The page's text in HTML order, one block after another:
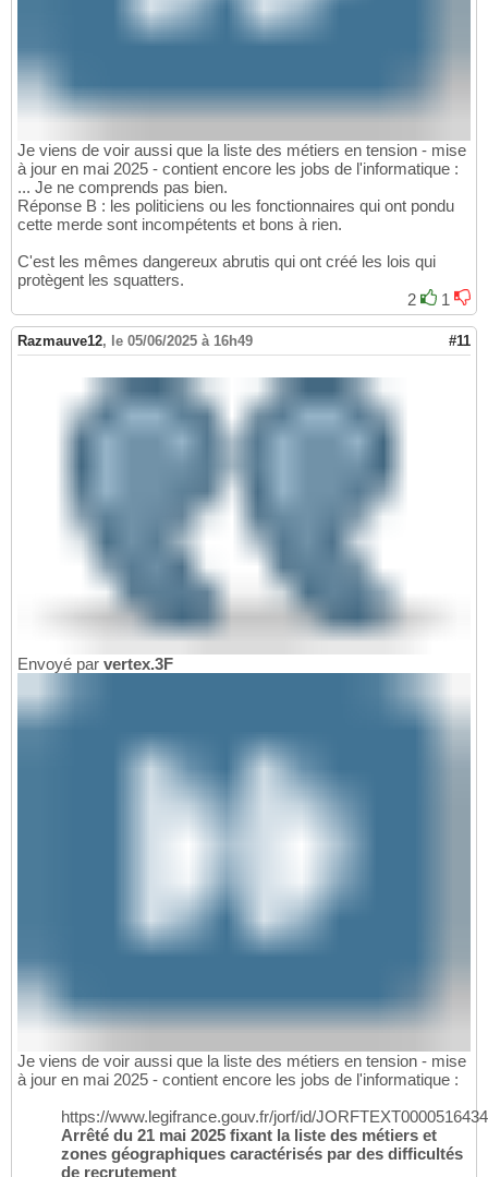
Je viens de voir aussi que la liste des métiers en tension - mise
à jour en mai 2025 - contient encore les jobs de l'informatique :
... Je ne comprends pas bien.
Réponse B : les politiciens ou les fonctionnaires qui ont pondu
cette merde sont incompétents et bons à rien.
C'est les mêmes dangereux abrutis qui ont créé les lois qui
protègent les squatters.
2
1
Razmauve12, le 05/06/2025 à 16h49 #11
Envoyé par vertex.3F
Je viens de voir aussi que la liste des métiers en tension - mise
à jour en mai 2025 - contient encore les jobs de l'informatique :
https://www.legifrance.gouv.fr/jorf/id/
Arrêté du 21 mai 2025 fixant la liste des métiers et
zones géographiques caractérisés par des difficultés
de recrutement